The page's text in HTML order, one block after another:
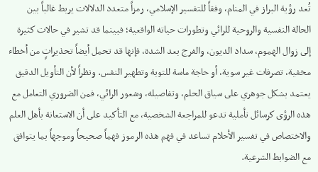
تُعد رؤية البراز في المنام، وفقاً للتفسير الإسلامي، رمزاً متعدد الدلالات يربط غالباً بين
الحالة النفسية والروحية للرائي وتطورات حياته الواقعية؛ فبينما قد تشير في حالات كثيرة
إلى زوال الهموم، سداد الديون، والفرج بعد الشدة، فإنها قد تحمل أيضاً تحذيراتٍ من أخطاء
مخفية، تصرفات غير سوية، أو حاجة ماسة للتوبة وتطهير النفس. ونظراً لأن التأويل الدقيق
يعتمد بشكل جوهري على سياق الحلم، وتفاصيله، وشعور الرائي، فمن الضروري التعامل مع
هذه الرؤى كرسائل تأملية تدعو للمراجعة الشخصية، مع التأكيد على أن الاستعانة بأهل العلم
والاختصاص في تفسير الأحلام تساعد في فهم هذه الرموز فهماً صحيحاً وموجهاً بما يتوافق
مع الضوابط الشرعية.